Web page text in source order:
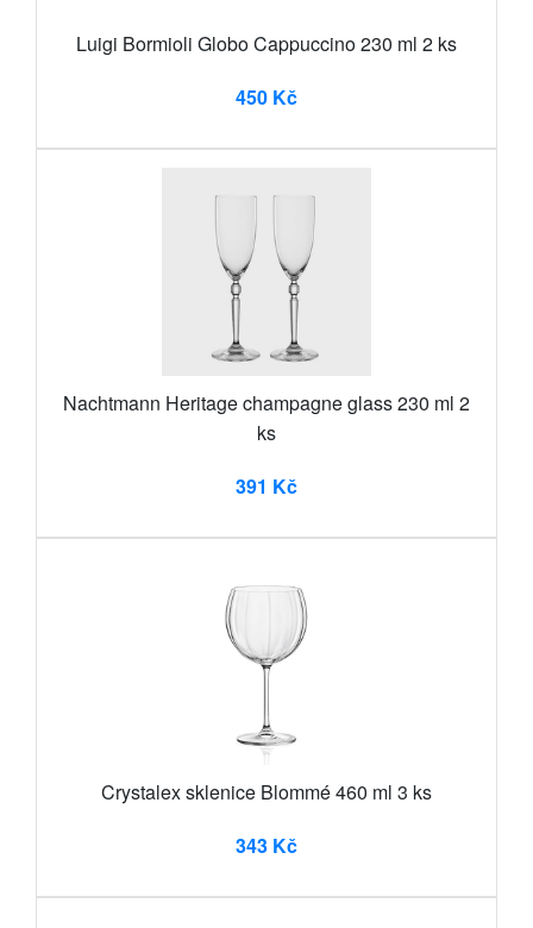
Luigi Bormioli Globo Cappuccino 230 ml 2 ks
450 Kč
Nachtmann Heritage champagne glass 230 ml 2
ks
391 Kč
Crystalex sklenice Blommé 460 ml 3 ks
343 Kč